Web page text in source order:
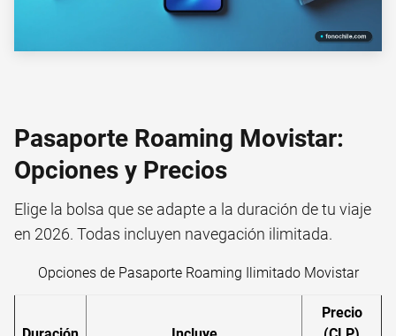
Pasaporte Roaming Movistar:
Opciones y Precios
Elige la bolsa que se adapte a la duración de tu viaje
en 2026. Todas incluyen navegación ilimitada.
Opciones de Pasaporte Roaming Ilimitado Movistar
Precio